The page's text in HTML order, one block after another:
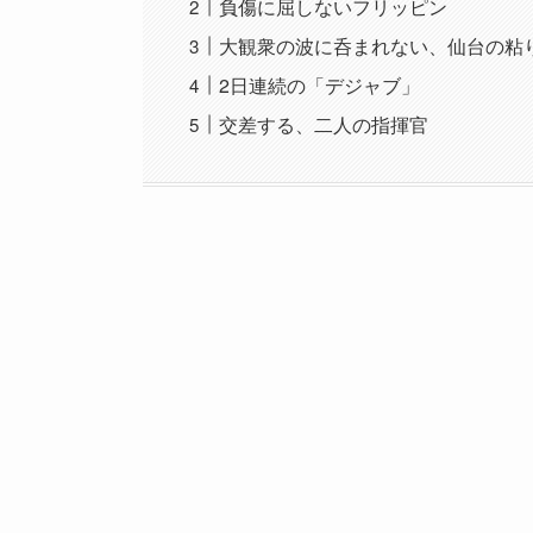
負傷に屈しないフリッピン
大観衆の波に呑まれない、仙台の粘
2日連続の「デジャブ」
交差する、二人の指揮官